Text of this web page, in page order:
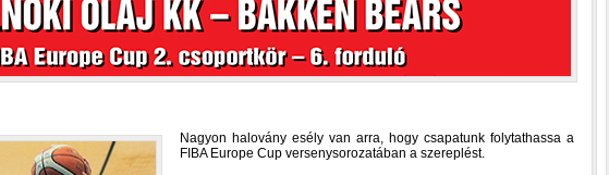
Nagyon halovány esély van arra, hogy csapatunk folytathassa a
FIBA Europe Cup versenysorozatában a szereplést.